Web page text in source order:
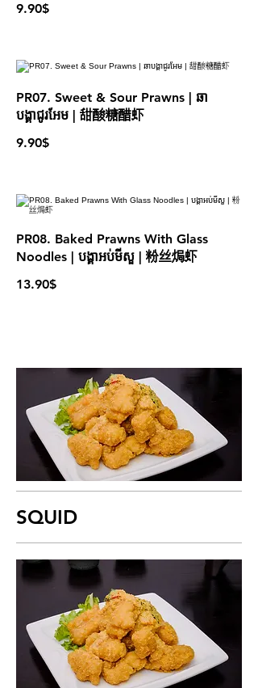
9.90$
PR07. Sweet & Sour Prawns | ឆា
បង្គាជូរអែម​ | 甜酸糖醋虾
9.90$
PR08. Baked Prawns With Glass
Noodles | បង្គាអប់មីសួ | 粉丝焗虾
13.90$
SQUID